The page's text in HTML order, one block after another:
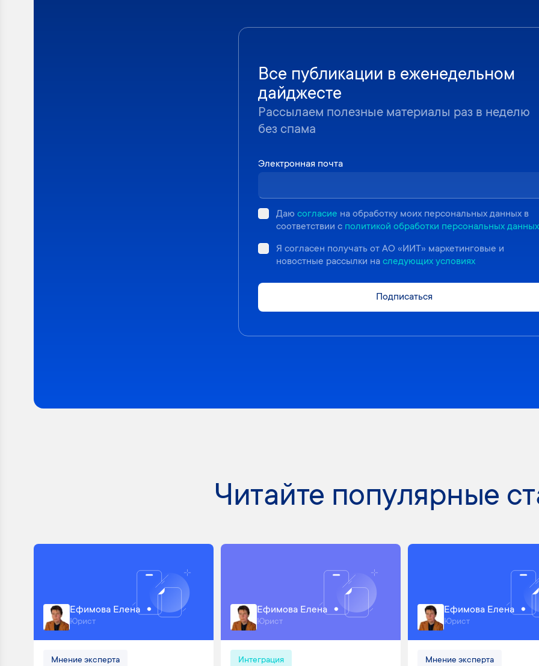
Все публикации в еженедельном
дайджесте
Рассылаем полезные материалы раз в неделю
без спама
Электронная почта
Даю согласие на обработку моих персональных данных в
соответствии с политикой обработки персональных данных
Я согласен получать от АО «ИИТ» маркетинговые и
новостные рассылки на следующих условиях
Подписаться
Читайте популярные
Ефимова Елена
Юрист
Мнение эксперта
Ефимова Елена
Юрист
Интеграция
Ефимова Елена
Юрист
Мнение эксперта